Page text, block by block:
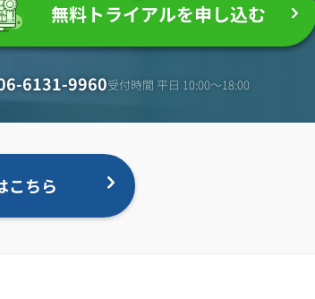
無料トライアルを申し込む
6131-9960受付時間 平日 10:00〜18:00
こちら